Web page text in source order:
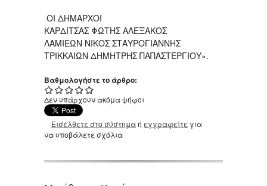
ΟΙ ΔΗΜΑΡΧΟΙ
ΚΑΡΔΙΤΣΑΣ ΦΩΤΗΣ ΑΛΕΞΑΚΟΣ
ΛΑΜΙΕΩΝ ΝΙΚΟΣ ΣΤΑΥΡΟΓΙΑΝΝΗΣ
ΤΡΙΚΚΑΙΩΝ ΔΗΜΗΤΡΗΣ ΠΑΠΑΣΤΕΡΓΙΟΥ».
Βαθμολογήστε το άρθρο:
Δεν υπάρχουν ακόμα ψήφοι
Εισέλθετε στο σύστημαή εγγραφείτε για
να υποβάλετε σχόλια